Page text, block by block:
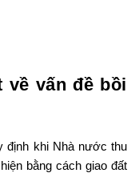
về vấn đề bồi
định khi Nhà nước thu
bằng cách giao đất